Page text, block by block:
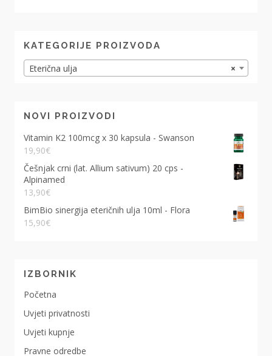
KATEGORIJE PROIZVODA
×
Eterična ulja
NOVI PROIZVODI
Vitamin K2 100mcg x 30 kapsula - Swanson
19,90€
Češnjak crni (lat. Allium sativum) 20 cps -
Alpinamed
13,90€
BimBio sinergija eteričnih ulja 10ml - Flora
15,90€
IZBORNIK
Početna
Uvjeti privatnosti
Uvjeti kupnje
Pravne odredbe